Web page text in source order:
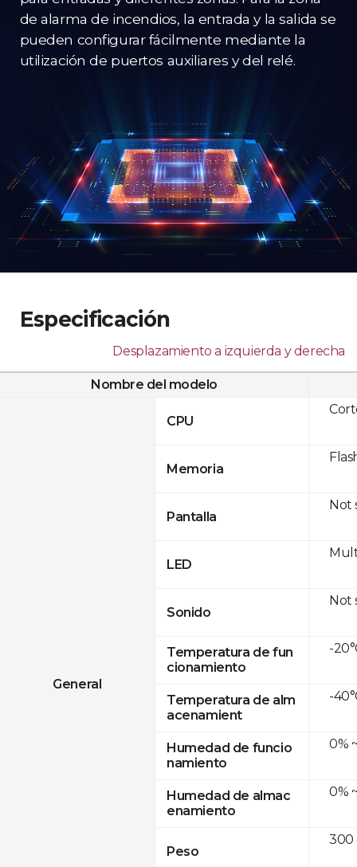
de alarma de incendios, la entrada y la salida se
pueden configurar fácilmente mediante la
utilización de puertos auxiliares y del relé.
Especificación
Desplazamiento a izquierda y derecha
Nombre del modelo
General
CPU
Memoria
Pantalla
LED
Sonido
Temperatura de fun
cionamiento
Temperatura de alm
acenamient
Humedad de funcio
namiento
Humedad de almac
enamiento
Peso
Not
Not
-
-
0%
0%
300